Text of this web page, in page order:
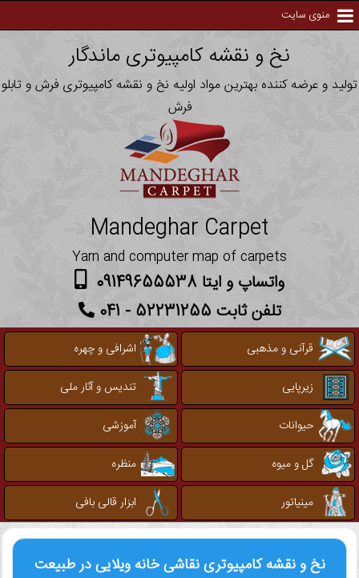
منوی سایت
نخ و نقشه کامپیوتری ماندگار
تولید و عرضه کننده بهترین مواد اولیه نخ و نقشه کامپیوتری فرش و تابلو
فرش
Mandeghar Carpet
Yarn and computer map of carpets
واتساپ و ایتا 09149655538
تلفن ثابت 52231255 - 041
قرآنی و مذهبی
اشرافی و چهره
زیرپایی
تندیس و آثار ملی
حیوانات
آموزشی
گل و میوه
منظره
مینیاتور
ابزار قالی بافی
نخ و نقشه کامپیوترینقاشی خانه ویلایی در طبیعت